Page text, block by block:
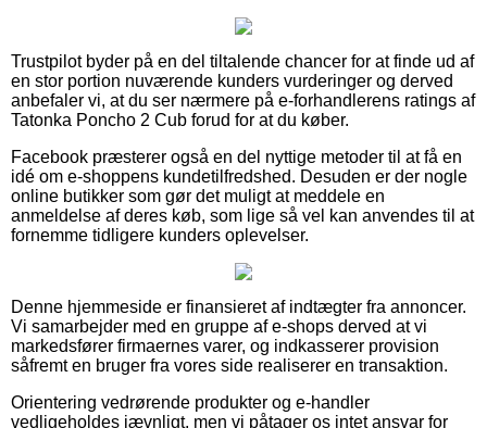
Trustpilot byder på en del tiltalende chancer for at finde ud af
en stor portion nuværende kunders vurderinger og derved
anbefaler vi, at du ser nærmere på e-forhandlerens ratings af
Tatonka Poncho 2 Cub forud for at du køber.
Facebook præsterer også en del nyttige metoder til at få en
idé om e-shoppens kundetilfredshed. Desuden er der nogle
online butikker som gør det muligt at meddele en
anmeldelse af deres køb, som lige så vel kan anvendes til at
fornemme tidligere kunders oplevelser.
Denne hjemmeside er finansieret af indtægter fra annoncer.
Vi samarbejder med en gruppe af e-shops derved at vi
markedsfører firmaernes varer, og indkasserer provision
såfremt en bruger fra vores side realiserer en transaktion.
Orientering vedrørende produkter og e-handler
vedligeholdes jævnligt, men vi påtager os intet ansvar for